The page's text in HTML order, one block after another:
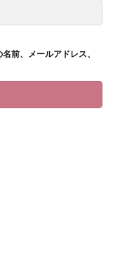
前、メールアドレス、